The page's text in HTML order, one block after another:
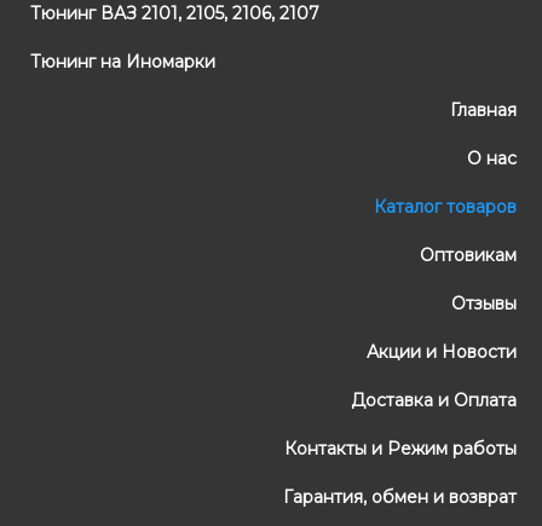
Тюнинг ВАЗ 2101, 2105, 2106, 2107
Тюнинг на Иномарки
Главная
О нас
Каталог товаров
Оптовикам
Отзывы
Акции и Новости
Доставка и Оплата
Контакты и Режим работы
Гарантия, обмен и возврат